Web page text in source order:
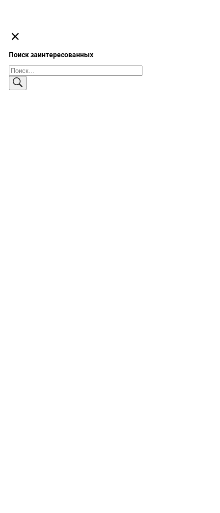
Поиск заинтересованных
Поиск